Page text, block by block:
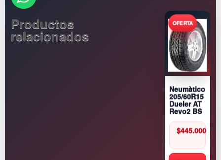
Productos
relacionados
Neumàtico
205/60R15
Dueler AT
Revo2 BS
$445.000